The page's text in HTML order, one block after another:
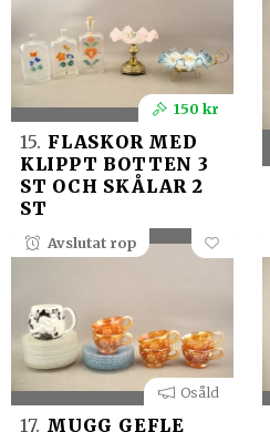
150 kr
15. FLASKOR MED
KLIPPT BOTTEN 3
ST OCH SKÅLAR 2
ST
Avslutat rop
Osåld
17. MUGG GEFLE